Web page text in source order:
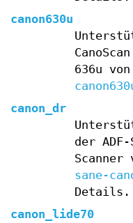
canon630u
636u
canon_dr
der ADF-
Scanner
sane-
Details.
canon_lide70